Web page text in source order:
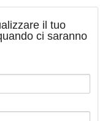
il tuo
ci saranno